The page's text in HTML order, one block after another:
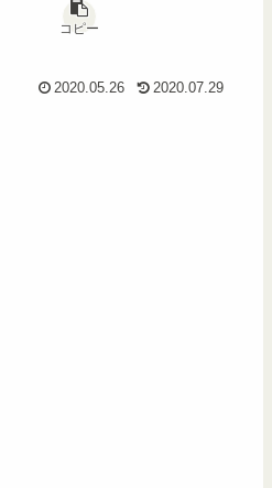
コピー
2020.05.26 2020.07.29